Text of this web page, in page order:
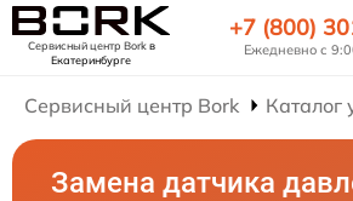
Сервисный центр Borkв
Екатеринбурге
+7 (800)
Ежедневно с
Сервисный центр Bork Каталог
Замена датчика